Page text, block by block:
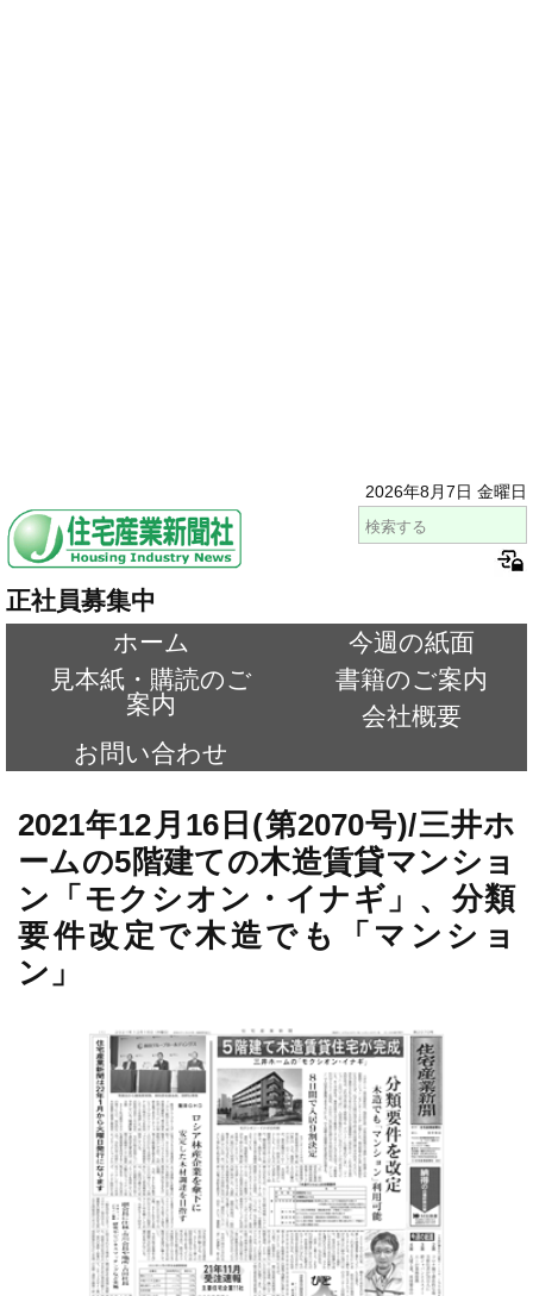
2026年8月7日 金曜日
正社員募集中
ホーム
今週の紙面
見本紙・購読のご
案内
書籍のご案内
会社概要
お問い合わせ
2021年12月16日(第2070号)/三井ホ
ームの5階建ての木造賃貸マンショ
ン「モクシオン・イナギ」、分類
要件改定で木造でも「マンショ
ン」